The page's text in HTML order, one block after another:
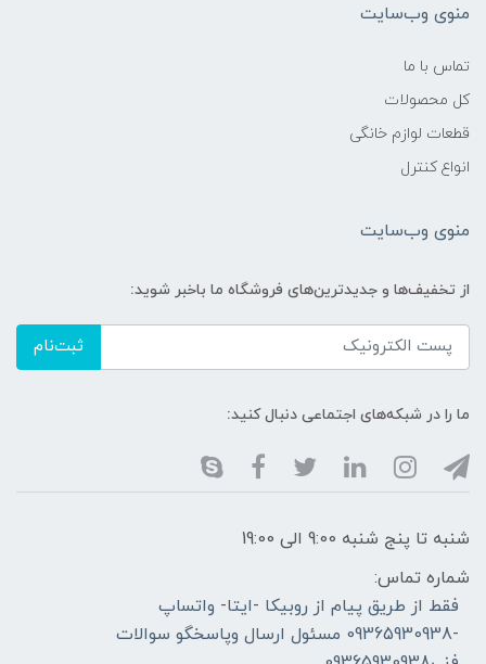
منوی وب‌سایت
تماس با ما
کل محصولات
قطعات لوازم خانگی
انواع کنترل
منوی وب‌سایت
از تخفیف‌ها و جدیدترین‌های فروشگاه ما باخبر شوید:
ثبت‌نام
ما را در شبکه‌های اجتماعی دنبال کنید:
شنبه تا پنج شنبه 9:00 الی 19:00
شماره تماس:
فقط از طریق پیام از روبیکا -ایتا- واتساپ
-09365930938 مسئول ارسال وپاسخگو سوالات